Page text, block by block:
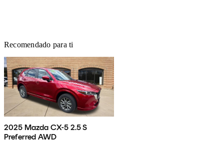
Recomendado para ti
2025 Mazda CX-5 2.5 S
Preferred AWD